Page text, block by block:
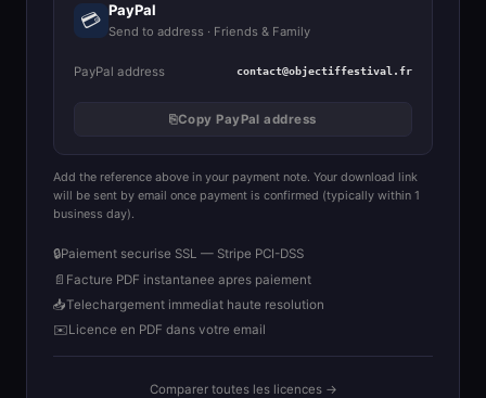
💳 PayPal
Send to address · Friends & Family
PayPal address contact@objectiffestival.fr
⎘Copy PayPal address
Add the reference above in your payment note. Your download link
will be sent by email once payment is confirmed (typically within 1
business day).
🔒Paiement securise SSL — Stripe PCI-DSS
📄 Facture PDF instantanee apres paiement
📥Telechargement immediat haute resolution
✉️Licence en PDF dans votre email
Comparer toutes les licences →